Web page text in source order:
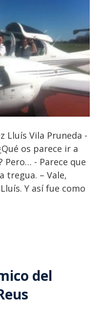
Lluís Vila Pruneda -
os parece ir a
Pero… - Parece que
tregua. – Vale,
Y así fue como
del